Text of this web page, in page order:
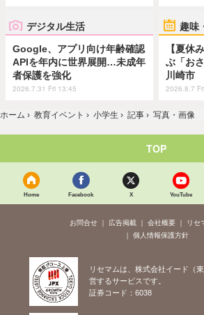
デジタル生活
Google、アプリ向け年齢確認
APIを年内に世界展開…未成年
者保護を強化
2026.7.31 Fri 13:45
趣味
【夏休
ぶ「お
川崎市
2026.8.7
ホーム › 教育イベント › 小学生 › 記事 › 写真・画像
TOP
Home Facebook X YouTube
お問合せ 広告掲載 会社概要
リセ
個人情報保護方針
リセマムは、株式会社イード（
営するサービスです。
証券コード：6038